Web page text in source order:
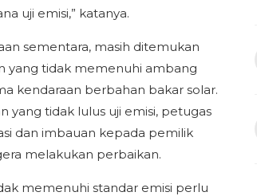
uji emisi,” katanya.
sementara, masih ditemukan
yang tidak memenuhi ambang
kendaraan berbahan bakar solar.
yang tidak lulus uji emisi, petugas
dan imbauan kepada pemilik
melakukan perbaikan.
memenuhi standar emisi perlu